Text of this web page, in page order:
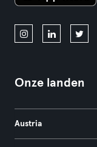
Onze landen
Austria